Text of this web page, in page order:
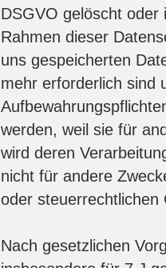
DSGVO gelöscht
Rahmen dieser
uns gespeicherten
mehr erforderlich sind
werden, weil sie für
wird deren
nicht für andere
oder steuerrechtlichen
Nach gesetzlichen